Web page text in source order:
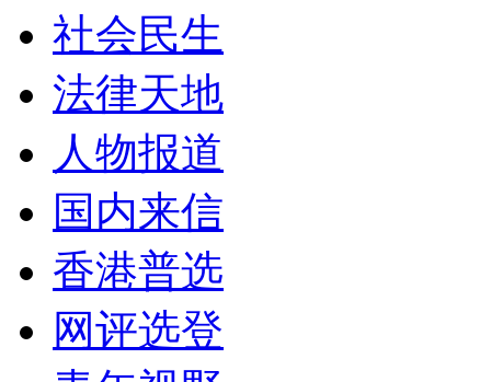
社会民生
法律天地
人物报道
国内来信
香港普选
网评选登